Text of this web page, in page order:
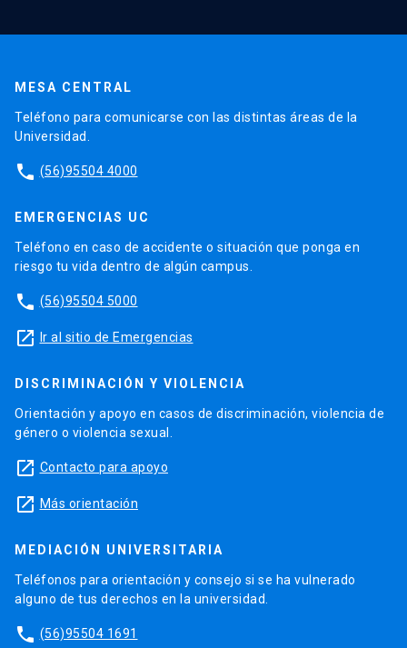
MESA CENTRAL
Teléfono para comunicarse con las distintas áreas de la
Universidad.
phone (56)95504 4000
EMERGENCIAS UC
Teléfono en caso de accidente o situación que ponga en
riesgo tu vida dentro de algún campus.
phone (56)95504 5000
launch Ir al sitio de Emergencias
DISCRIMINACIÓN Y VIOLENCIA
Orientación y apoyo en casos de discriminación, violencia de
género o violencia sexual.
launch Contacto para apoyo
launch Más orientación
MEDIACIÓN UNIVERSITARIA
Teléfonos para orientación y consejo si se ha vulnerado
alguno de tus derechos en la universidad.
phone (56)95504 1691